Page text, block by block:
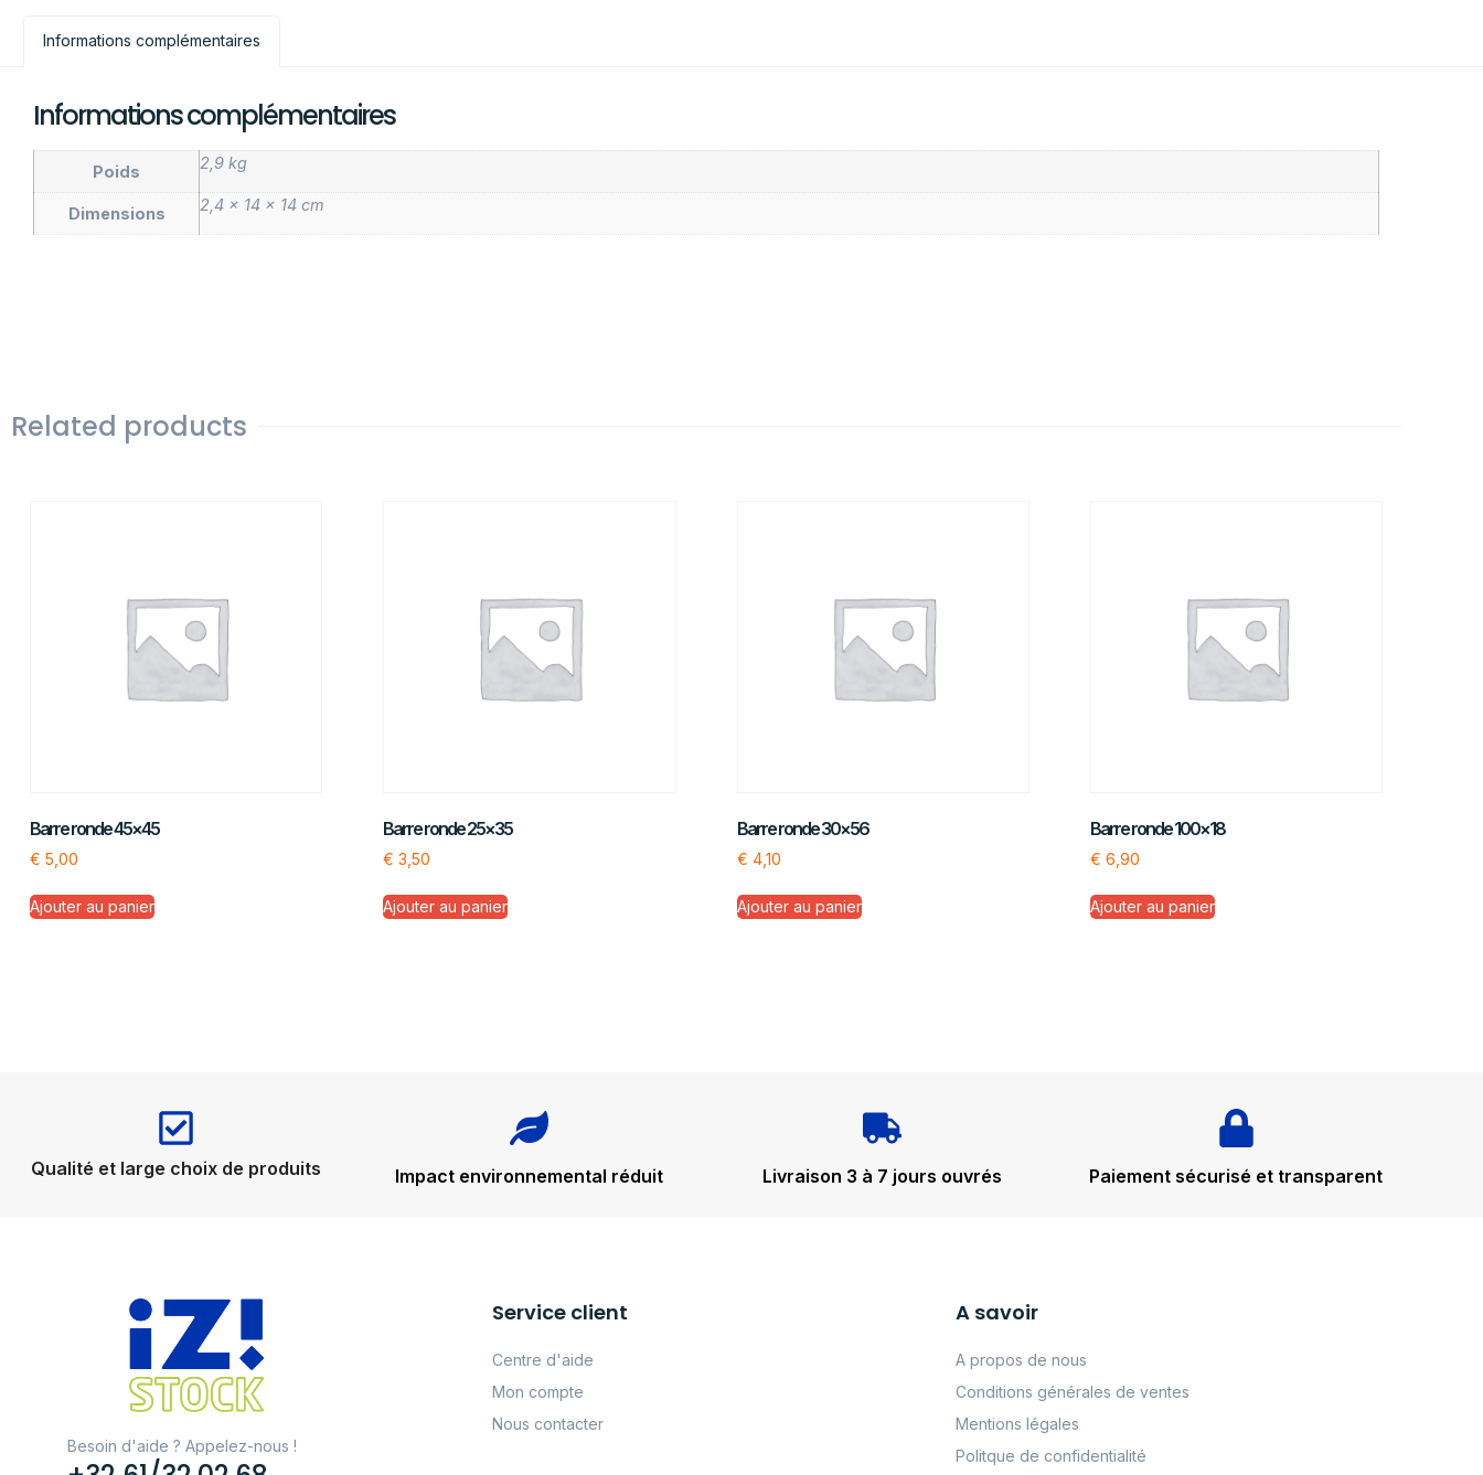
Informations complémentaires
Informations complémentaires
Poids 2,9 kg
Dimensions 2,4 × 14 × 14 cm
Related products
Barre ronde 45×45
€ 5,00
Ajouter au panier
Barre ronde 25×35
€ 3,50
Ajouter au panier
Barre ronde 30×56
€ 4,10
Ajouter au panier
Barre ronde 100×18
€ 6,90
Ajouter au panier
Qualité et large choix de produits Impact environnemental réduit Livraison 3 à 7 jours ouvrés Paiement sécurisé et transparent
Besoin d'aide ? Appelez-nous !
Service client
Centre d'aide
Mon compte
Nous contacter
A savoir
A propos de nous
Conditions générales de ventes
Mentions légales
Politque de confidentialité